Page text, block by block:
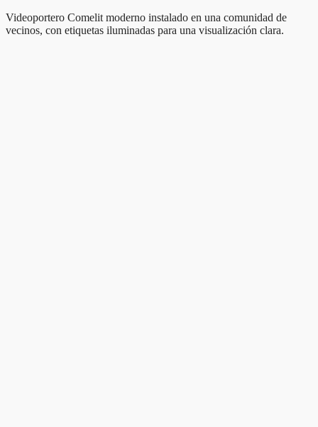
Videoportero Comelit moderno instalado en una comunidad de
vecinos, con etiquetas iluminadas para una visualización clara.